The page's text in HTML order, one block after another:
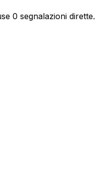
0 segnalazioni dirette.